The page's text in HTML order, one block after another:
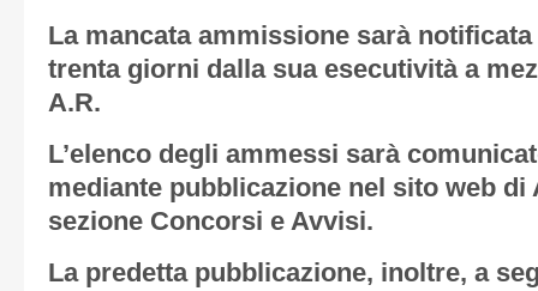
La mancata ammissione sarà
trenta giorni dalla sua esecutività a
A.R.
L’elenco degli ammessi sarà
mediante pubblicazione nel sito web di
sezione Concorsi e Avvisi.
La predetta pubblicazione, inoltre, a